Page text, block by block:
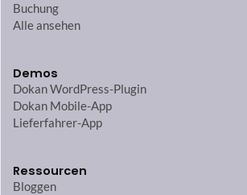
Buchung
Alle ansehen
Demos
Dokan WordPress-Plugin
Dokan Mobile-App
Lieferfahrer-App
Ressourcen
Bloggen